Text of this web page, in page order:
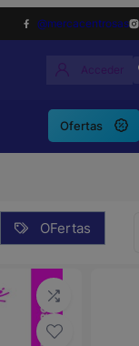
@mercacentrosas
Acceder
Ofertas
OFertas